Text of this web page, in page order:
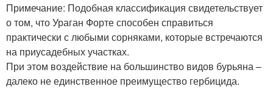
Примечание: Подобная классификация свидетельствует
о том, что Ураган Форте способен справиться
практически с любыми сорняками, которые встречаются
на приусадебных участках.
При этом воздействие на большинство видов бурьяна –
далеко не единственное преимущество гербицида.